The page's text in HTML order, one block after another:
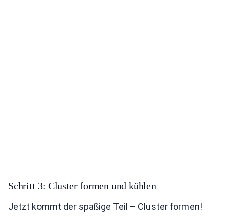
Schritt 3: Cluster formen und kühlen
Jetzt kommt der spaßige Teil – Cluster formen!